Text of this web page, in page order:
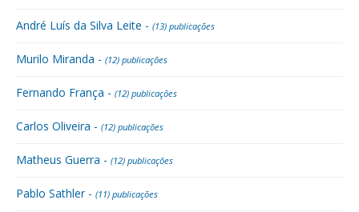
André Luís da Silva Leite - (13) publicações
Murilo Miranda - (12) publicações
Fernando França - (12) publicações
Carlos Oliveira - (12) publicações
Matheus Guerra - (12) publicações
Pablo Sathler - (11) publicações